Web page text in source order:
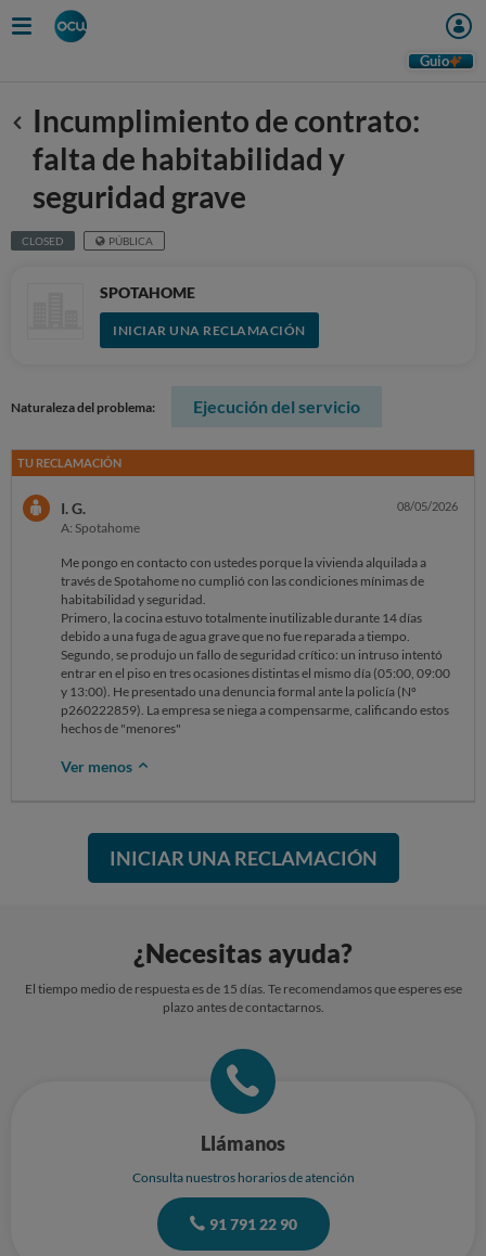
Guio
Anterior
Incumplimiento de contrato:
falta de habitabilidad y
seguridad grave
CLOSED PÚBLICA
SPOTAHOME
INICIAR UNA RECLAMACIÓN
Naturaleza del problema: Ejecución del servicio
TU RECLAMACIÓN
I. G.
A: Spotahome
08/05/2026
Me pongo en contacto con ustedes porque la vivienda alquilada a
través de Spotahome no cumplió con las condiciones mínimas de
habitabilidad y seguridad.
Primero, la cocina estuvo totalmente inutilizable durante 14 días
debido a una fuga de agua grave que no fue reparada a tiempo.
Segundo, se produjo un fallo de seguridad crítico: un intruso intentó
entrar en el piso en tres ocasiones distintas el mismo día (05:00, 09:00
y 13:00). He presentado una denuncia formal ante la policía (Nº
p260222859). La empresa se niega a compensarme, calificando estos
hechos de "menores"
Ver menos
INICIAR UNA RECLAMACIÓN
¿Necesitas ayuda?
El tiempo medio de respuesta es de 15 días. Te recomendamos que esperes ese
plazo antes de contactarnos.
Llámanos
Consulta nuestros horarios de atención
91 791 22 90